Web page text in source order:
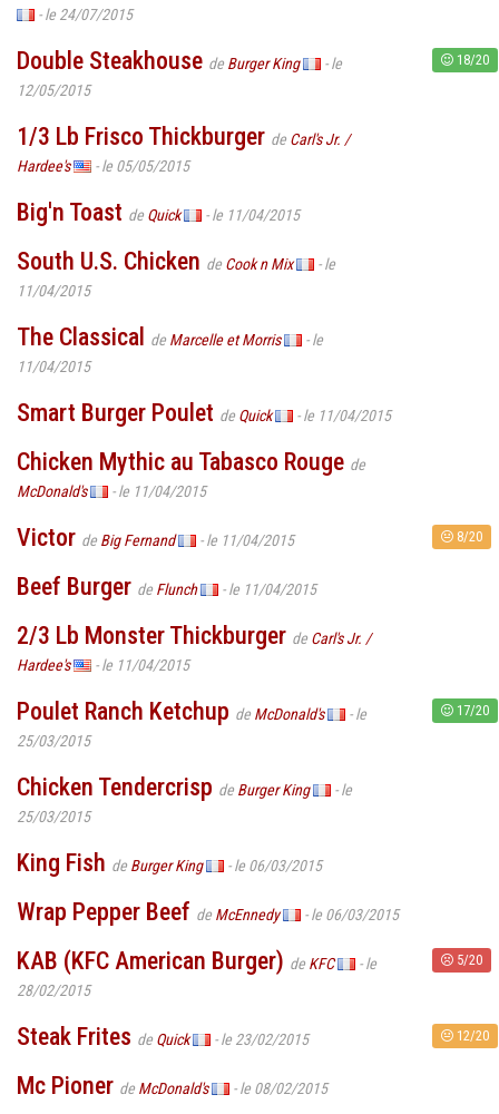
- le 24/07/2015
Double Steakhouse de Burger King
- le
12/05/2015
18/20
1/3 Lb Frisco Thickburger de Carl's Jr. /
Hardee's
- le 05/05/2015
Big'n Toast de Quick - le 11/04/2015
South U.S. Chicken de Cook n Mix
- le
11/04/2015
The Classical de Marcelle et Morris
- le
11/04/2015
Smart Burger Poulet de Quick - le 11/04/2015
Chicken Mythic au Tabasco Rouge de
McDonald's
- le 11/04/2015
Victor de Big Fernand - le 11/04/2015 8/20
Beef Burger de Flunch - le 11/04/2015
2/3 Lb Monster Thickburger de Carl's Jr. /
Hardee's
- le 11/04/2015
Poulet Ranch Ketchup de McDonald's
- le
25/03/2015
17/20
Chicken Tendercrisp de Burger King
- le
25/03/2015
King Fish de Burger King - le 06/03/2015
Wrap Pepper Beef de McEnnedy - le 06/03/2015
KAB (KFC American Burger) de KFC
- le
28/02/2015
5/20
Steak Frites de Quick - le 23/02/2015 12/20
Mc Pioner de McDonald's - le 08/02/2015